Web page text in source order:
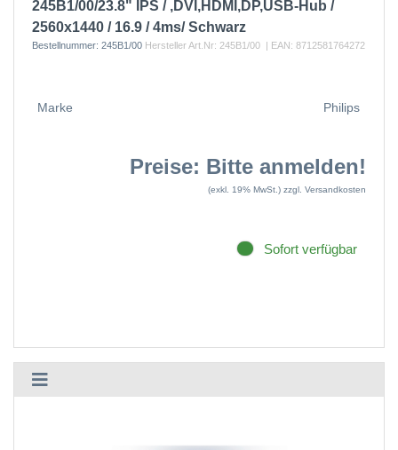
245B1/00/23.8" IPS / ,DVI,HDMI,DP,USB-Hub /
2560x1440 / 16.9 / 4ms/ Schwarz
Bestellnummer: 245B1/00 Hersteller Art.Nr: 245B1/00 | EAN: 8712581764272
Marke Philips
Preise: Bitte anmelden!
(exkl. 19% MwSt.) zzgl. Versandkosten
Sofort verfügbar